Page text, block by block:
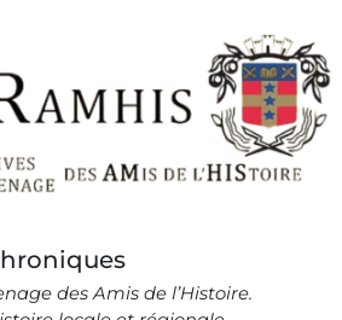
des Amis de l’Histoire.